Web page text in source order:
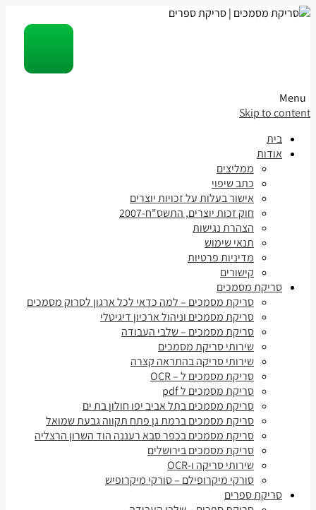
Skip to content
בית
אודות
ממליצים
כתב שיפוי
אישור בעלות על זכויות יוצרים
חוק זכות יוצרים, התשס"ח-2007
הצהרת נגישות
תנאי שימוש
מדיניות פרטיות
קישורים
סריקת מסמכים
סריקת מסמכים – למה כדאי לכל ארגון לסרוק מסמכים
סריקת מסמכים וניהול ארכיון דיגיטלי
סריקת מסמכים – שלבי העבודה
שירותי סריקת מסמכים
שירותי סריקה בהתראה קצרה
סריקת מסמכים ל – OCR
סריקת מסמכים ל pdf
סריקת מסמכים בתל אביב יפו חולון בת ים
סריקת מסמכים ברמת גן פתח תקווה גבעת שמואל
סריקת מסמכים בכפר סבא רעננה הוד השרון הרצליה
סריקת מסמכים בירושלים
שירותי סריקה ו-OCR
סורקי מיקרופילם – סורקי מיקרופיש
סריקת ספרים